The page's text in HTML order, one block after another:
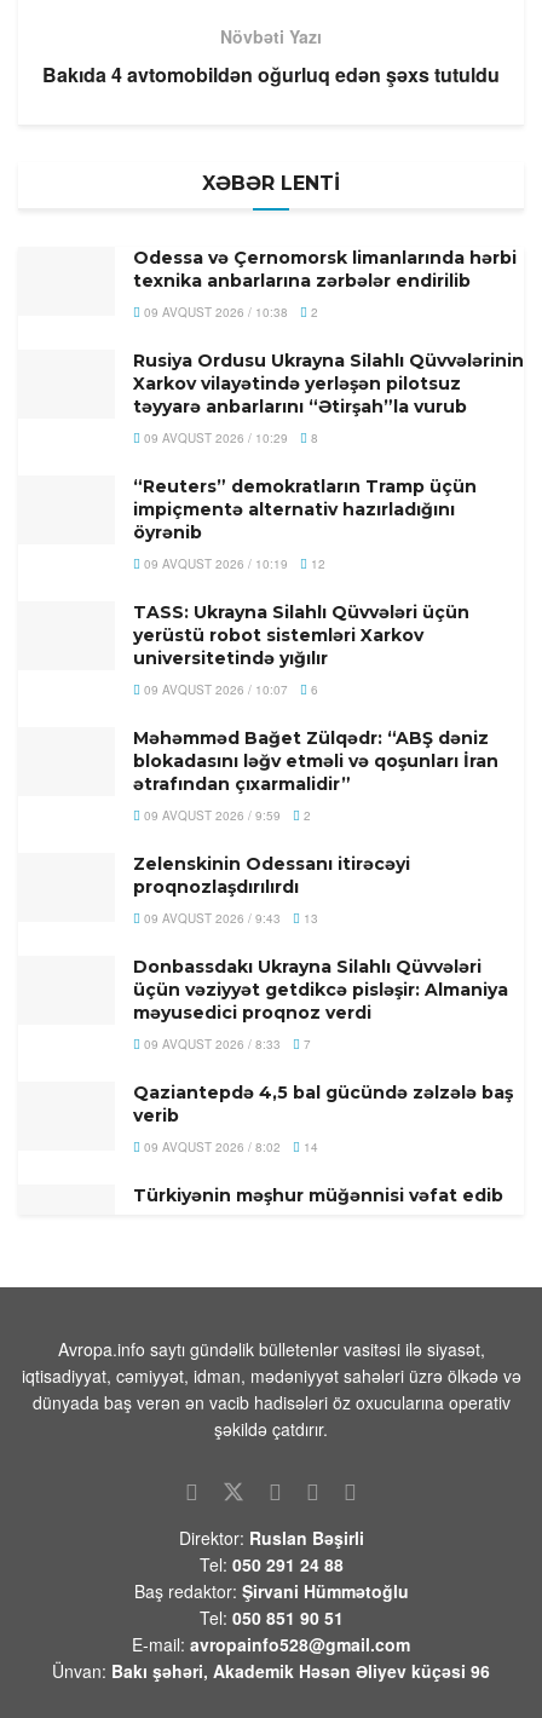
Növbəti Yazı
Bakıda 4 avtomobildən oğurluq edən şəxs tutuldu
XƏBƏR LENTİ
Odessa və Çernomorsk limanlarında hərbi
texnika anbarlarına zərbələr endirilib
09 AVQUST 2026 / 10:38 2
Rusiya Ordusu Ukrayna Silahlı Qüvvələrinin
Xarkov vilayətində yerləşən pilotsuz
təyyarə anbarlarını “Ətirşah”la vurub
09 AVQUST 2026 / 10:29 8
“Reuters” demokratların Tramp üçün
impiçmentə alternativ hazırladığını
öyrənib
09 AVQUST 2026 / 10:19 12
TASS: Ukrayna Silahlı Qüvvələri üçün
yerüstü robot sistemləri Xarkov
universitetində yığılır
09 AVQUST 2026 / 10:07 6
Məhəmməd Bağet Zülqədr: “ABŞ dəniz
blokadasını ləğv etməli və qoşunları İran
ətrafından çıxarmalidir”
09 AVQUST 2026 / 9:59 2
Zelenskinin Odessanı itirəcəyi
proqnozlaşdırılırdı
09 AVQUST 2026 / 9:43 13
Donbassdakı Ukrayna Silahlı Qüvvələri
üçün vəziyyət getdikcə pisləşir: Almaniya
məyusedici proqnoz verdi
09 AVQUST 2026 / 8:33 7
Qaziantepdə 4,5 bal gücündə zəlzələ baş
verib
09 AVQUST 2026 / 8:02 14
Türkiyənin məşhur müğənnisi vəfat edib
Prezident İlham Əliyevlə Donald Tramp
08 AVQUST 2026 / 20:16 6
Paşinyanın Bakıya zəngi və Mehrini “azad
etmək” planı
Devid Felsen:”ABŞ-Azərbaycan
başlanğıcını qoyduğu qənaətindədir”
08 AVQUST 2026 / 18:06 9
İrandan Füzuliyə PUA ilə göndərilən
narkotiki satmaq istəyərkən saxlanildilar -
Video
Avropa.info saytı gündəlik bülletenlər vasitəsi ilə siyasət,
iqtisadiyyat, cəmiyyət, idman, mədəniyyət sahələri üzrə ölkədə və
dünyada baş verən ən vacib hadisələri öz oxucularına operativ
şəkildə çatdırır.
Direktor: Ruslan Bəşirli
Tel: 050 291 24 88
Baş redaktor: Şirvani Hümmətoğlu
Tel: 050 851 90 51
E-mail: avropainfo528@gmail.com
Ünvan: Bakı şəhəri, Akademik Həsən Əliyev küçəsi 96